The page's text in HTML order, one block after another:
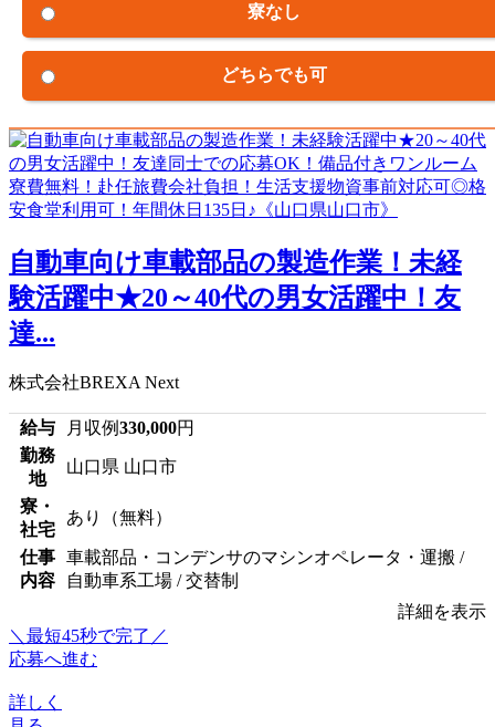
寮なし
どちらでも可
自動車向け車載部品の製造作業！未経
験活躍中★20～40代の男女活躍中！友
達...
株式会社BREXA Next
給与 月収例330,000円
勤務
地
山口県 山口市
寮・
社宅
あり（無料）
仕事
内容
車載部品・コンデンサのマシンオペレータ・運搬 /
自動車系工場 / 交替制
詳細を表示
＼最短45秒で完了／
応募へ進む
詳しく